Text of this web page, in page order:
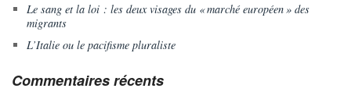
Le sang et la loi : les deux visages du « marché européen » des
migrants
L’Italie ou le pacifisme pluraliste
Commentaires récents